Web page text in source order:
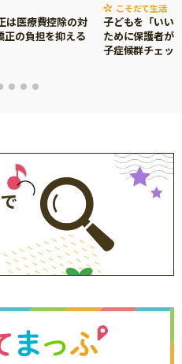
は医療費控除の対
の負担を抑える
こそだて生活
子どもを「いい
ために保護者が
子症候群チェッ